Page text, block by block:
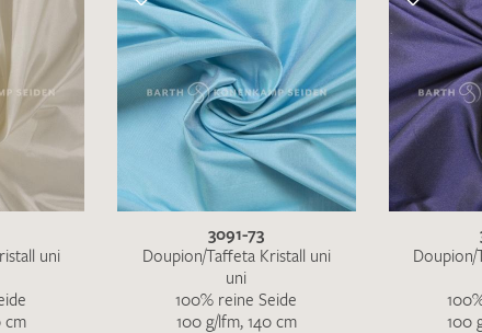
uni
cm
3091-73
Doupion/Taffeta Kristall uni
uni
100% reine Seide
100 g/lfm, 140 cm
Doupion/
100